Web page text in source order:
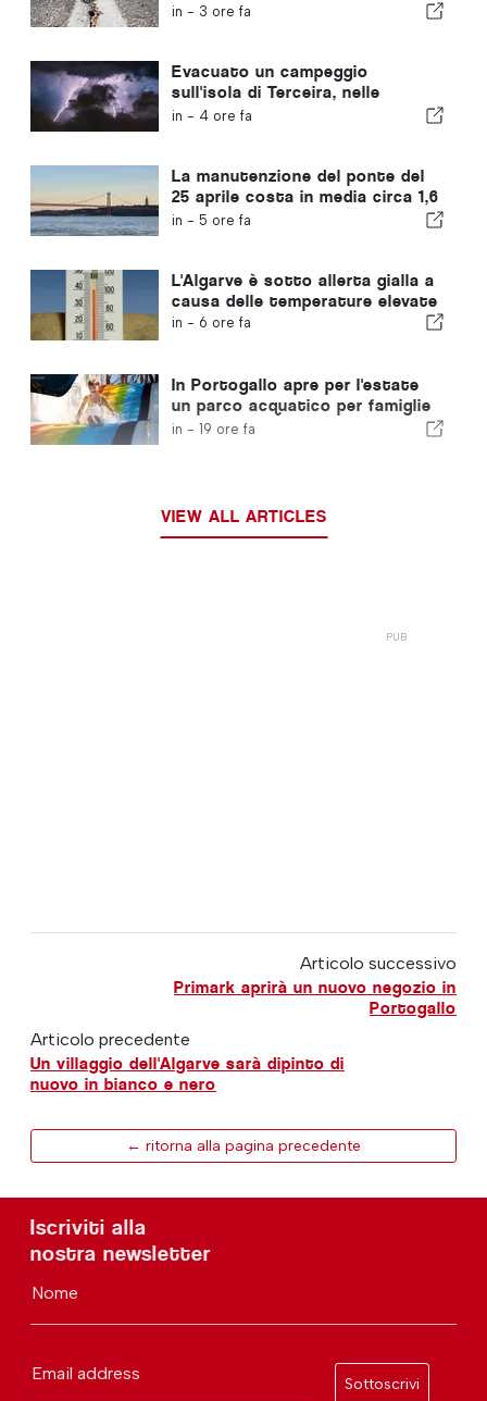
rafforzare la resilienza del
in - 3 ore fa
Evacuato un campeggio
sull'isola di Terceira, nelle
Azzorre, a causa di una
in - 4 ore fa
La manutenzione del ponte del
25 aprile costa in media circa 1,6
milioni di euro all'anno
in - 5 ore fa
L'Algarve è sotto allerta gialla a
causa delle temperature elevate
in - 6 ore fa
In Portogallo apre per l'estate
un parco acquatico per famiglie
con biglietti a 2 euro
in - 19 ore fa
VIEW ALL ARTICLES
Articolo successivo
Primark aprirà un nuovo negozio in
Portogallo
Articolo precedente
Un villaggio dell'Algarve sarà dipinto di
nuovo in bianco e nero
← ritorna alla pagina precedente
Iscriviti alla
nostra newsletter
Nome
Email address
Sottoscrivi